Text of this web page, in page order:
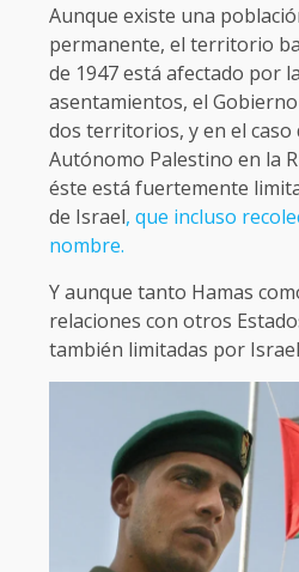
Aunque existe una
permanente, el territorio
de 1947 está afectado por
asentamientos, el
dos territorios, y en el caso
Autónomo Palestino en la
éste está fuertemente
de Israel, que incluso
nombre.
Y aunque tanto Hamas
relaciones con otros
también limitadas por